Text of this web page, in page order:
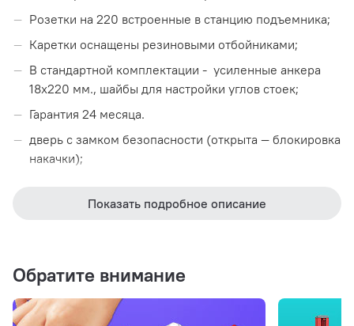
Розетки на 220 встроенные в станцию подъемника;
Каретки оснащены резиновыми отбойниками;
В стандартной комплектации - усиленные анкера
18x220 мм., шайбы для настройки углов стоек;
Гарантия 24 месяца.
дверь с замком безопасности (открыта — блокировка
накачки);
Габаритные размеры
Показать подробное описание
Обратите внимание